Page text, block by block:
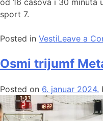
od 16 časova i 30 minuta
sport 7.
Posted in VestiLeave a
Osmi trijumf
Posted on 6. januar 2024.